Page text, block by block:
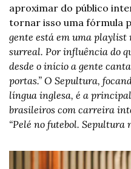
aproximar do público
tornar isso uma fórmula
gente está em uma playlist
surreal. Por influência do
desde o início a gente
portas.” O Sepultura,
língua inglesa, é a
brasileiros com carreira
“Pelé no futebol. Sepultura